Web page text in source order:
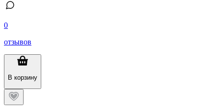
0
отзывов
В корзину